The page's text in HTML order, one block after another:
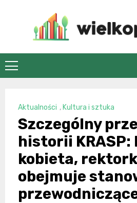
Aktualności , Kultura i sztuka
Szczególny
historii KRASP:
kobieta,
obejmuje